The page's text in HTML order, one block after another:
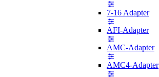
7-16 Adapter
AFI-Adapter
AMC-Adapter
AMC4-Adapter